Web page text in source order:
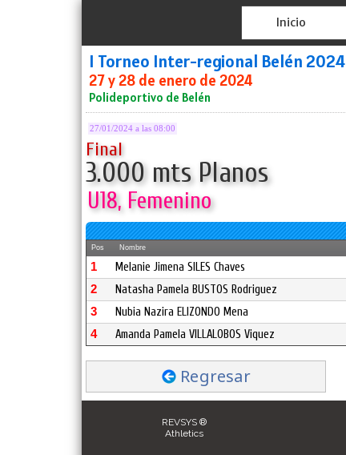
Inicio
I Torneo Inter-regional Belén 2024
27 y 28 de enero de 2024
Polideportivo de Belén
27/01/2024 a las 08:00
Final
3.000 mts Planos
U18, Femenino
Pos Nombre
1 Melanie Jimena SILES Chaves
2 Natasha Pamela BUSTOS Rodriguez
3 Nubia Nazira ELIZONDO Mena
4 Amanda Pamela VILLALOBOS Viquez
Regresar
REVSYS ®
Athletics